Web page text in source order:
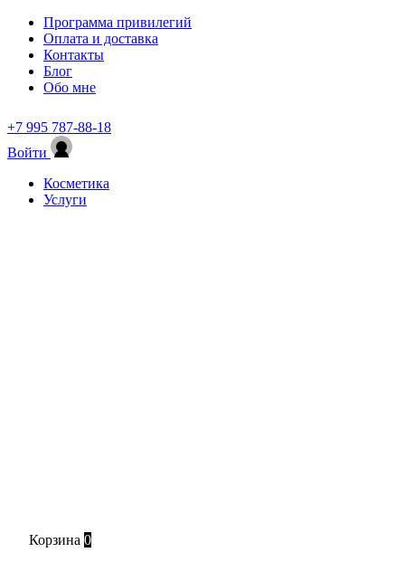
Программа привилегий
Оплата и доставка
Контакты
Блог
Обо мне
+7 995 787-88-18
Войти
Косметика
Услуги
Корзина 0